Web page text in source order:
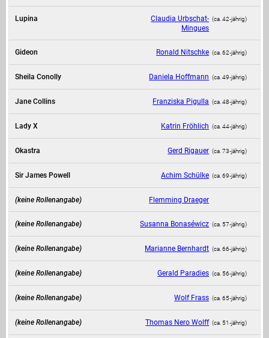
Lupina
Claudia Urbschat-
Mingues
(ca. 42‑jährig)
Gideon Ronald Nitschke (ca. 62‑jährig)
Sheila Conolly Daniela Hoffmann (ca. 49‑jährig)
Jane Collins Franziska Pigulla (ca. 48‑jährig)
Lady X Katrin Fröhlich (ca. 44‑jährig)
Okastra Gerd Rigauer (ca. 73‑jährig)
Sir James Powell Achim Schülke (ca. 69‑jährig)
(keine Rollenangabe) Flemming Draeger
(keine Rollenangabe) Susanna Bonaséwicz (ca. 57‑jährig)
(keine Rollenangabe) Marianne Bernhardt (ca. 66‑jährig)
(keine Rollenangabe) Gerald Paradies (ca. 56‑jährig)
(keine Rollenangabe) Wolf Frass (ca. 65‑jährig)
(keine Rollenangabe) Thomas Nero Wolff (ca. 51‑jährig)